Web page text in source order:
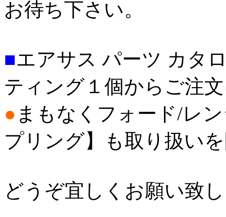
お待ち下さい。
■エアサス パーツ カタ
ティング１個からご注
● まもなくフォード/レ
プリング】も取り扱い
どうぞ宜しくお願い致